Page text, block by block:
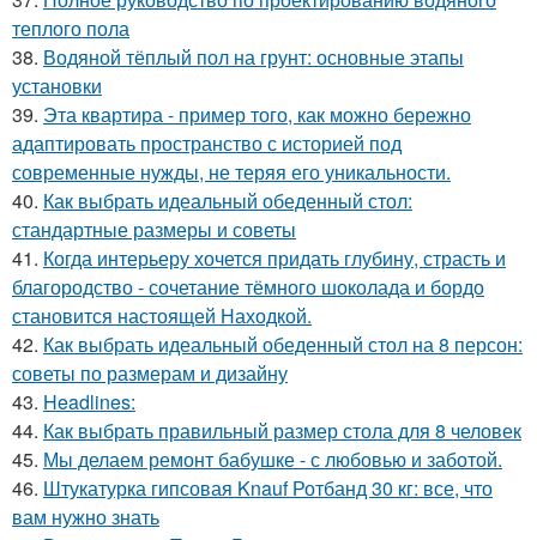
теплого пола
38. Водяной тёплый пол на грунт: основные этапы
установки
39. Эта квартира - пример того, как можно бережно
адаптировать пространство с историей под
современные нужды, не теряя его уникальности.
40. Как выбрать идеальный обеденный стол:
стандартные размеры и советы
41. Когда интерьеру хочется придать глубину, страсть и
благородство - сочетание тёмного шоколада и бордо
становится настоящей Находкой.
42. Как выбрать идеальный обеденный стол на 8 персон:
советы по размерам и дизайну
43. Headlines:
44. Как выбрать правильный размер стола для 8 человек
45. Мы делаем ремонт бабушке - с любовью и заботой.
46. Штукатурка гипсовая Knauf Ротбанд 30 кг: все, что
вам нужно знать